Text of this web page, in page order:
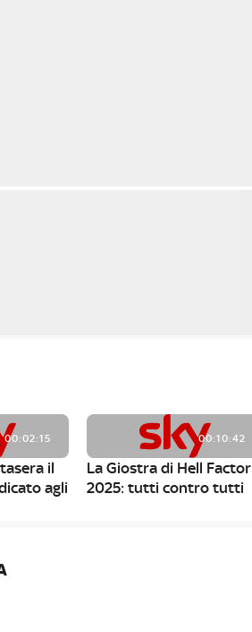
00:02:15
il
agli
00:10:42
La Giostra di Hell Factor
2025: tutti contro tutti